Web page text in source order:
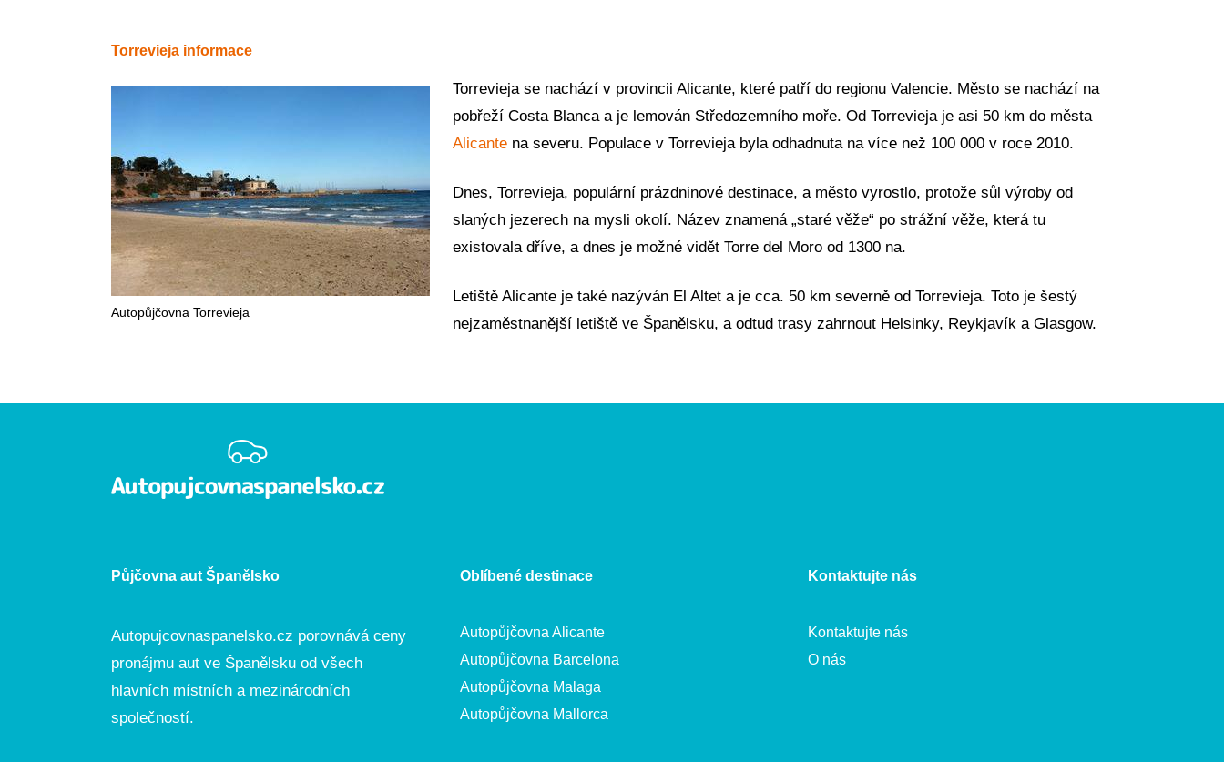
Torrevieja informace
Autopůjčovna Torrevieja
Torrevieja se nachází v provincii Alicante, které patří do regionu Valencie. Město se nachází na
pobřeží Costa Blanca a je lemován Středozemního moře. Od Torrevieja je asi 50 km do města
Alicante na severu. Populace v Torrevieja byla odhadnuta na více než 100 000 v roce 2010.
Dnes, Torrevieja, populární prázdninové destinace, a město vyrostlo, protože sůl výroby od
slaných jezerech na mysli okolí. Název znamená „staré věže“ po strážní věže, která tu
existovala dříve, a dnes je možné vidět Torre del Moro od 1300 na.
Letiště Alicante je také nazýván El Altet a je cca. 50 km severně od Torrevieja. Toto je šestý
nejzaměstnanější letiště ve Španělsku, a odtud trasy zahrnout Helsinky, Reykjavík a Glasgow.
Půjčovna aut Španělsko
Autopujcovnaspanelsko.cz porovnává ceny
pronájmu aut ve Španělsku od všech
hlavních místních a mezinárodních
společností.
Oblíbené destinace
Autopůjčovna Alicante
Autopůjčovna Barcelona
Autopůjčovna Malaga
Autopůjčovna Mallorca
Kontaktujte nás
Kontaktujte nás
O nás